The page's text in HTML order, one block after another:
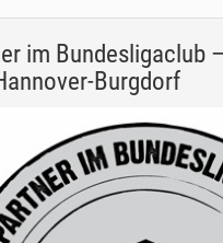
im Bundesligaclub –
Burgdorf